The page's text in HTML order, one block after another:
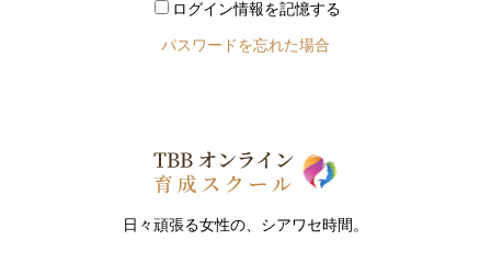
ログイン情報を記憶する
パスワードを忘れた場合
日々頑張る女性の、シアワセ時間。